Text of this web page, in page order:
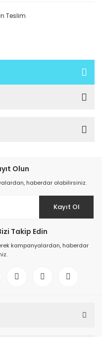
Teslim
Olun
haberdar olabilirsiniz.
Kayıt Ol
Takip Edin
kampanyalardan, haberdar